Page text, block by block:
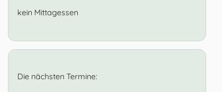
kein Mittagessen
Die nächsten Termine: